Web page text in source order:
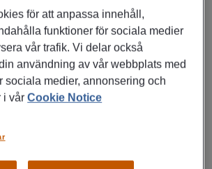
engagerat rekryteringsteam
både våra kunders och kandidaters
behov och ambitioner.
för att anpassa innehåll,
funktioner för sociala medier
vår trafik. Vi delar också
användning av vår webbplats med
sociala medier, annonsering och
i vårCookie Notice